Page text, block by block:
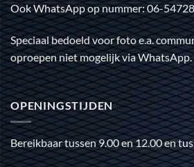
Ook WhatsApp op nummer: 06-
Speciaal bedoeld voor foto e.a.
oproepen niet mogelijk via WhatsApp.
OPENINGSTIJDEN
Bereikbaar tussen 9.00 en 12.00 en